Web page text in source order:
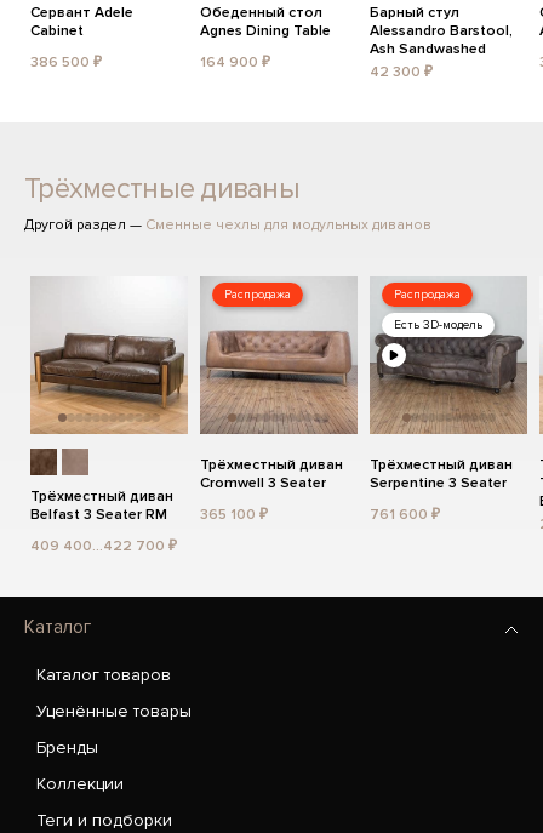
Сервант Adele
Cabinet
386 500 ₽
Обеденный стол
Agnes Dining Table
164 900 ₽
Барный стул
Alessandro Barstool,
Ash Sandwashed
42 300 ₽
Трёхместные диваны
Другой раздел — Сменные чехлы для модульных диванов
Трёхместный диван
Belfast 3 Seater RM
409 400...422 700 ₽
Распродажа
Трёхместный диван
Cromwell 3 Seater
365 100 ₽
Распродажа
Есть 3D-модель
Трёхместный диван
Serpentine 3 Seater
761 600 ₽
Каталог
Каталог товаров
Уценённые товары
Бренды
Коллекции
Теги и подборки